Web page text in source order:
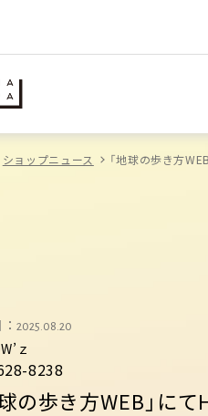
ショップニュース 「地球の歩き方
：2025.08.20
ｚ
8238
球の歩き方WEB」に